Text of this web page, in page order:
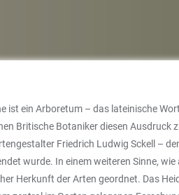
ist ein Arboretum – das lateinische
Britische Botaniker diesen Ausdruck
Friedrich Ludwig Sckell –
wurde. In einem weiteren Sinne,
Herkunft der Arten geordnet. Das